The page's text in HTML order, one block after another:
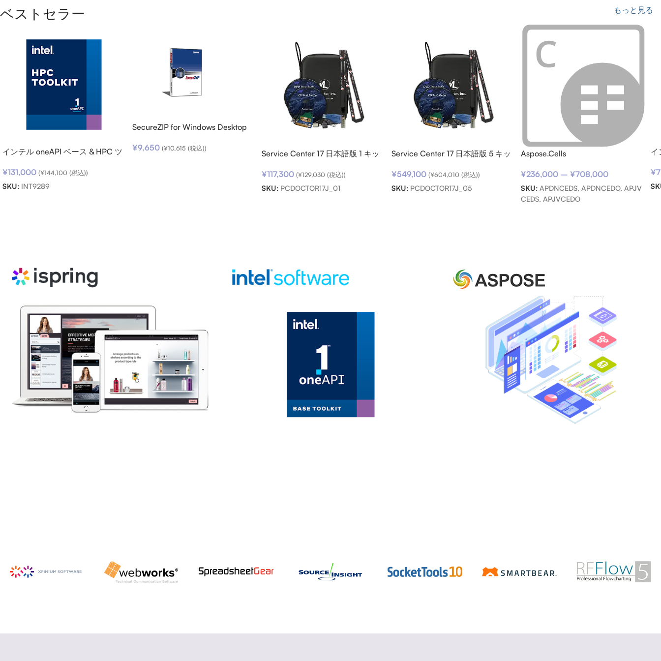
ベストセラー もっと見る
インテル oneAPI ベース & HPC ツ
(期限内更新用)
¥131,000 (¥144,100 (税込))
SKU: INT9289
SecureZIP for Windows Desktop
¥9,650 (¥10,615 (税込))
Service Center 17 日本語版 1 キッ
¥117,300 (¥129,030 (税込))
SKU: PCDOCTOR17J_01
Service Center 17 日本語版 5 キッ
¥549,100 (¥604,010(税込))
SKU: PCDOCTOR17J_05
Aspose.Cells
¥236,000 –¥708,000
SKU:APDNCEDS, APDNCEDO, APJV
CEDS, APJVCEDO
イ
用)
¥
ーニング コンテンツを作成
マンス・ライブラリー
詳細を見る
PowerPoint、PDF などの Office ファ
イルを操作